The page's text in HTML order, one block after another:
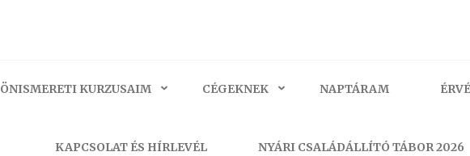
ÖNISMERETI KURZUSAIM CÉGEKNEK NAPTÁRAM
KAPCSOLAT ÉS HÍRLEVÉL NYÁRI CSALÁDÁLLÍTÓ TÁBOR 2026